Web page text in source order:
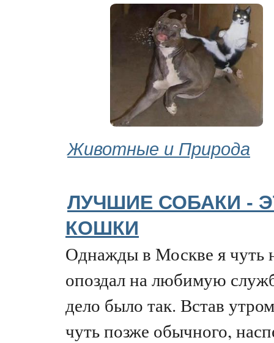
Животные и Природа
ЛУЧШИЕ СОБАКИ -
КОШКИ
Однажды в Москве я чуть
опоздал на любимую
дело было так. Встав утром
чуть позже обычного,